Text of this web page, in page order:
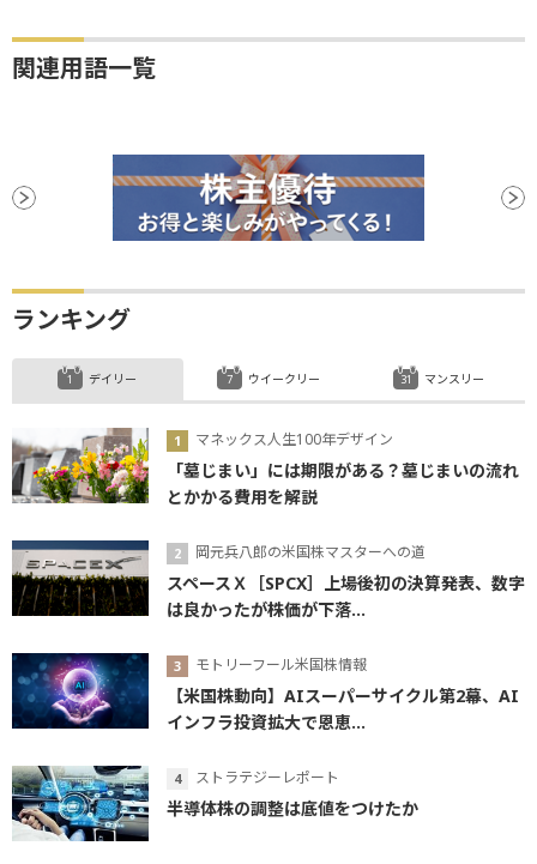
関連用語一覧
ランキング
デイリー
マネックス人生100年デザイン
「墓じまい」には期限がある？墓じまいの流れ
とかかる費用を解説
岡元兵八郎の米国株マスターへの道
スペースＸ［SPCX］上場後初の決算発表、数字
は良かったが株価が下落...
モトリーフール米国株情報
【米国株動向】AIスーパーサイクル第2幕、AI
インフラ投資拡大で恩恵...
ストラテジーレポート
半導体株の調整は底値をつけたか
ウイークリー マンスリー